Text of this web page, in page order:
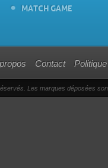
MATCH GAME
Contact
Les marques déposées